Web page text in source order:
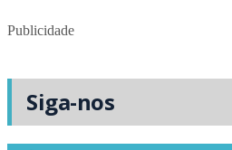
Publicidade
Siga-nos